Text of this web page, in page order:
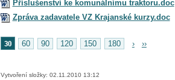
Příslušenství ke komunálnímu traktoru.doc
Zpráva zadavatele VZ Krajanské kurzy.doc
30 60 90 120 150 180 › ››
Vytvoření složky: 02.11.2010 13:12